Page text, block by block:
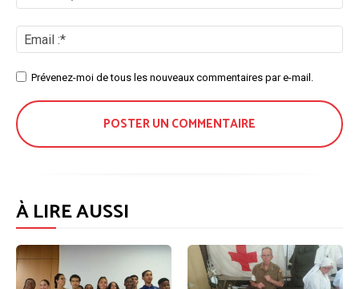
/
:*
SitePrévenez-moi de tous les nouveaux commentaires par e-mail.
À LIRE AUSSI